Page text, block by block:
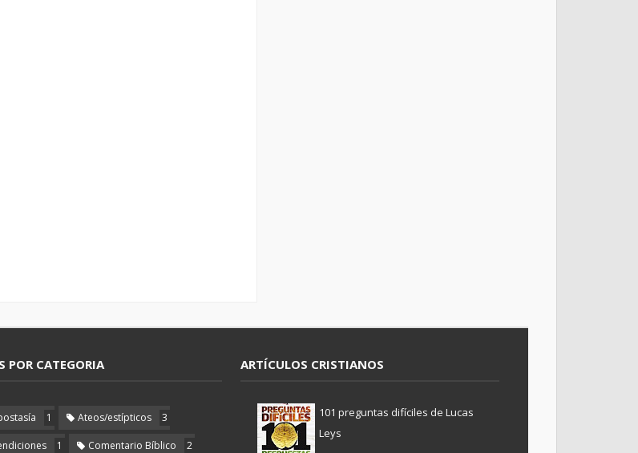
POR CATEGORIA
1 Ateos/estípticos 3
1 Comentario Bíblico 2
ARTÍCULOS CRISTIANOS
101 preguntas difíciles de Lucas
Leys